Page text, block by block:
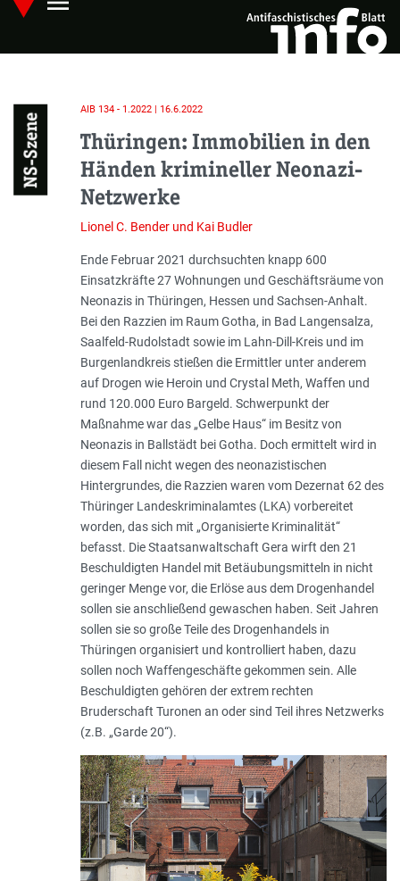
Skip
main
Hauptmenü öffnen
NS-Szene
AIB 134 - 1.2022 | 16.6.2022
Thüringen: Immobilien in den
Händen krimineller Neonazi-
Netzwerke
Lionel C. Bender und Kai Budler
Einleitung
Ende Februar 2021 durchsuchten knapp 600
Einsatzkräfte 27 Wohnungen und Geschäftsräume von
Neonazis in Thüringen, Hessen und Sachsen-Anhalt.
Bei den Razzien im Raum Gotha, in Bad Langensalza,
Saalfeld-Rudolstadt sowie im Lahn-Dill-Kreis und im
Burgenlandkreis stießen die Ermittler unter anderem
auf Drogen wie Heroin und Crystal Meth, Waffen und
rund 120.000 Euro Bargeld. Schwerpunkt der
Maßnahme war das „Gelbe Haus“ im Besitz von
Neonazis in Ballstädt bei Gotha. Doch ermittelt wird in
diesem Fall nicht wegen des neonazistischen
Hintergrundes, die Razzien waren vom Dezernat 62 des
Thüringer Landeskriminalamtes (LKA) vorbereitet
worden, das sich mit „Organisierte Kriminalität“
befasst. Die Staatsanwaltschaft Gera wirft den 21
Beschuldigten Handel mit Betäubungsmitteln in nicht
geringer Menge vor, die Erlöse aus dem Drogenhandel
sollen sie anschließend gewaschen haben. Seit Jahren
sollen sie so große Teile des Drogenhandels in
Thüringen organisiert und kontrolliert haben, dazu
sollen noch Waffengeschäfte gekommen sein. Alle
Beschuldigten gehören der extrem rechten
Bruderschaft Turonen an oder sind Teil ihres Netzwerks
(z.B. „Garde 20“).